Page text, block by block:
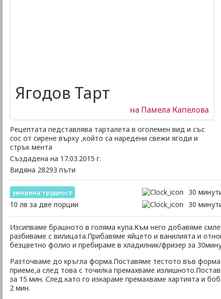
Ягодов Тарт
на Памела Капелова
Рецептата педставлява тарталета в оголемен вид и със
сос от сирене върху ,който са наредени свежи ягоди и
стрък мента
Създадена на 17.03.2015 г.
Видяна 28293 пъти
умеренa трудност
30
10 лв за две порции
30
Изсипваме брашното в голяма купа.Към него добавяме
разбиваме с вилицата.Прибавяме яйцето и ванилията и
безцветно фолио и пребираме в хладилник/фризер за
Разточваме до кръгла форма.Поставяме тестото във
приеме,а след това с точилка премахваме
за 15 мин. След като го изкараме премахваме хартията и
2 мин.